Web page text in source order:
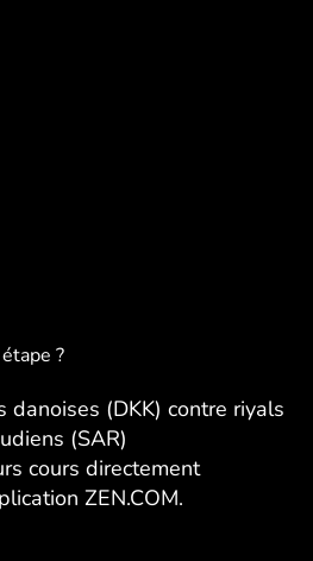
?
danoises (DKK) contre riyals
(SAR)
cours directement
ZEN.COM.